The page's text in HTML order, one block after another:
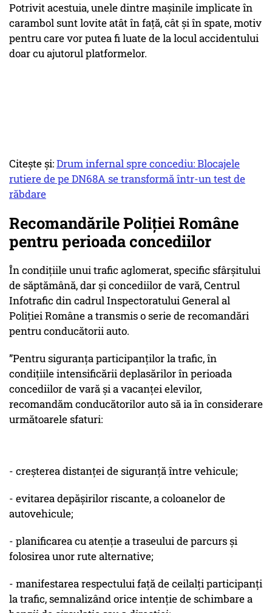
Potrivit acestuia, unele dintre mașinile implicate în
carambol sunt lovite atât în față, cât și în spate, motiv
pentru care vor putea fi luate de la locul accidentului
doar cu ajutorul platformelor.
Citește și:Drum infernal spre concediu: Blocajele
rutiere de pe DN68A se transformă într-un test de
răbdare
Recomandările Poliției Române
pentru perioada concediilor
În condițiile unui trafic aglomerat, specific sfârșitului
de săptămână, dar și concediilor de vară, Centrul
Infotrafic din cadrul Inspectoratului General al
Poliției Române a transmis o serie de recomandări
pentru conducătorii auto.
”Pentru siguranța participanților la trafic, în
condițiile intensificării deplasărilor în perioada
concediilor de vară și a vacanței elevilor,
recomandăm conducătorilor auto să ia în considerare
următoarele sfaturi:
- creșterea distanței de siguranță între vehicule;
- evitarea depășirilor riscante, a coloanelor de
autovehicule;
- planificarea cu atenție a traseului de parcurs și
folosirea unor rute alternative;
- manifestarea respectului față de ceilalți participanți
la trafic, semnalizând orice intenție de schimbare a